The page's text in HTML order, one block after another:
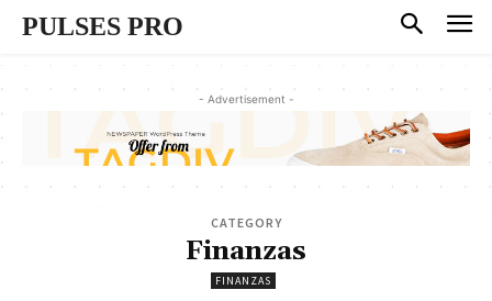
PULSES PRO
- Advertisement -
CATEGORY
Finanzas
FINANZAS